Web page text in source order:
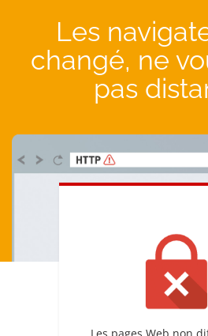
Les
changé, ne
pas
Les pages Web non